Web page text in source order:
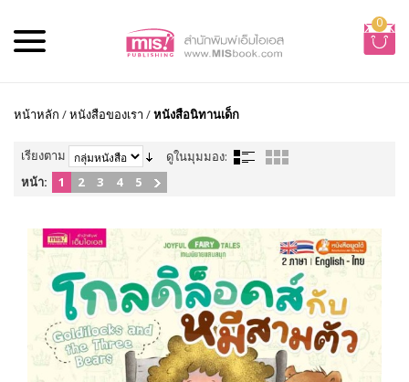
0
หน้าหลัก /หนังสือของเรา /หนังสือนิทานเด็ก
เรียงตาม
ดูในมุมมอง:
หน้า:
1 2 3 4 5